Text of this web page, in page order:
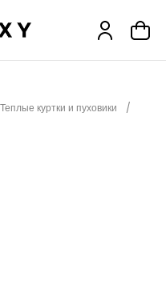
Теплые куртки и пуховики